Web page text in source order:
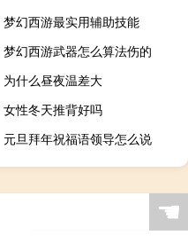
梦幻西游最实用辅助技能
梦幻西游武器怎么算法伤的
为什么昼夜温差大
女性冬天推背好吗
元旦拜年祝福语领导怎么说
☚